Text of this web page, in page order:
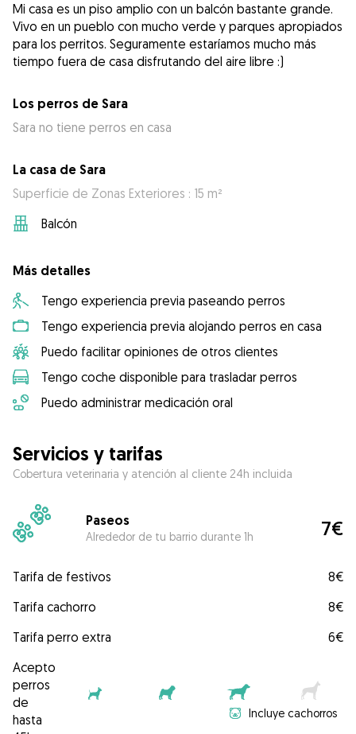
Mi casa es un piso amplio con un balcón bastante grande.
Vivo en un pueblo con mucho verde y parques apropiados
para los perritos. Seguramente estaríamos mucho más
Los perros de Sara
Sara no tiene perros en casa
La casa de Sara
Superficie de Zonas Exteriores : 15 m²
Balcón
Más detalles
Tengo experiencia previa paseando perros
Tengo experiencia previa alojando perros en casa
Puedo facilitar opiniones de otros clientes
Tengo coche disponible para trasladar perros
Puedo administrar medicación oral
Servicios y tarifas
Cobertura veterinaria y atención al cliente 24h incluida
Paseos
Alrededor de tu barrio durante 1h 7€
Tarifa de festivos
8€
Tarifa cachorro
8€
Tarifa perro extra
6€
Acepto
perros
de
hasta
Incluye cachorros